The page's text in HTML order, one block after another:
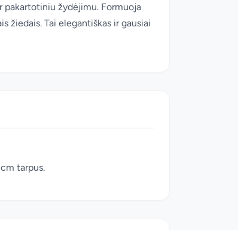
žydėjimu. Formuoja
žiedais. Tai elegantiškas ir gausiai
tarpus.